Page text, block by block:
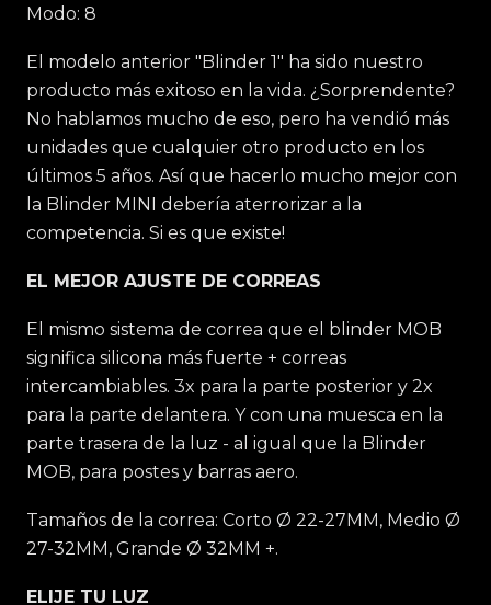
Modo: 8
El modelo anterior "Blinder 1" ha sido nuestro
producto más exitoso en la vida. ¿Sorprendente?
No hablamos mucho de eso, pero ha vendió más
unidades que cualquier otro producto en los
últimos 5 años. Así que hacerlo mucho mejor con
la Blinder MINI debería aterrorizar a la
competencia. Si es que existe!
EL MEJOR AJUSTE DE CORREAS
El mismo sistema de correa que el blinder MOB
significa silicona más fuerte + correas
intercambiables. 3x para la parte posterior y 2x
para la parte delantera. Y con una muesca en la
parte trasera de la luz - al igual que la Blinder
MOB, para postes y barras aero.
Tamaños de la correa: Corto Ø 22-27MM, Medio Ø
27-32MM, Grande Ø 32MM +.
ELIJE TU LUZ